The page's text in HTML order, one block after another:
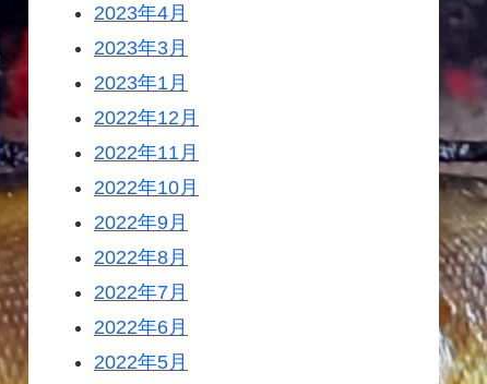
2023年4月
2023年3月
2023年1月
2022年12月
2022年11月
2022年10月
2022年9月
2022年8月
2022年7月
2022年6月
2022年5月